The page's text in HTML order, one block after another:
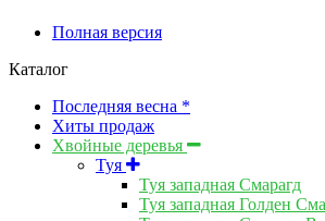
Полная версия
Каталог
Последняя весна *
Хиты продаж
Хвойные деревья
Туя
Туя западная Смарагд
Туя западная Голден